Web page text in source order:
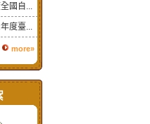
國自...
度臺...
more»